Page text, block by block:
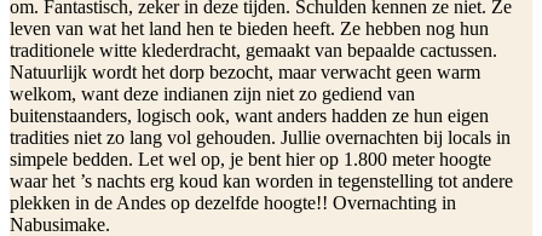
om. Fantastisch, zeker in deze tijden. Schulden kennen ze niet. Ze
leven van wat het land hen te bieden heeft. Ze hebben nog hun
traditionele witte klederdracht, gemaakt van bepaalde cactussen.
Natuurlijk wordt het dorp bezocht, maar verwacht geen warm
welkom, want deze indianen zijn niet zo gediend van
buitenstaanders, logisch ook, want anders hadden ze hun eigen
tradities niet zo lang vol gehouden. Jullie overnachten bij locals in
simpele bedden. Let wel op, je bent hier op 1.800 meter hoogte
waar het ’s nachts erg koud kan worden in tegenstelling tot andere
plekken in de Andes op dezelfde hoogte!! Overnachting in
Nabusimake.